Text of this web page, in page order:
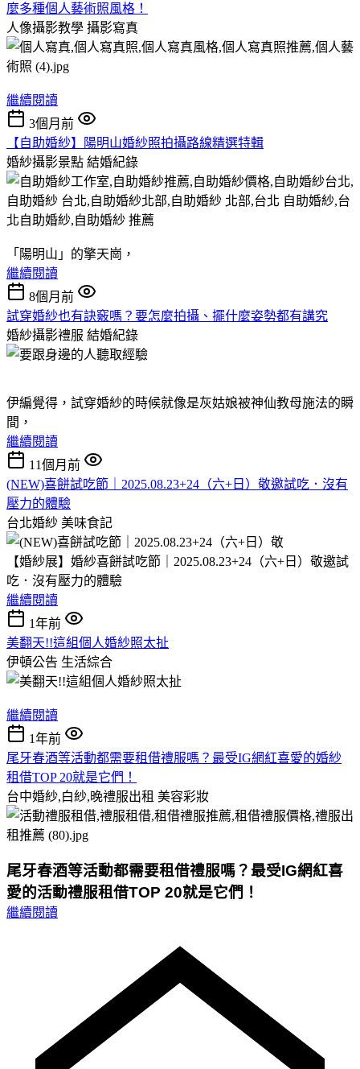
麼多種個人藝術照風格！
人像攝影教學 攝影寫真
繼續閱讀
3個月前
【自助婚紗】陽明山婚紗照拍攝路線精選特輯
婚紗攝影景點 結婚紀錄
「陽明山」的擎天崗，
繼續閱讀
8個月前
試穿婚紗也有訣竅嗎？要怎麼拍攝、擺什麼姿勢都有講究
婚紗攝影禮服 結婚紀錄
伊編覺得，試穿婚紗的時候就像是灰姑娘被神仙教母施法的瞬
間，
繼續閱讀
11個月前
(NEW)喜餅試吃節｜2025.08.23+24（六+日）敬邀試吃．沒有
壓力的體驗
台北婚紗 美味食記
【婚紗展】婚紗喜餅試吃節｜2025.08.23+24（六+日）敬邀試
吃．沒有壓力的體驗
繼續閱讀
1年前
美翻天!!這組個人婚紗照太扯
伊頓公告 生活綜合
繼續閱讀
1年前
尾牙春酒等活動都需要租借禮服嗎？最受IG網紅喜愛的婚紗
租借TOP 20就是它們！
台中婚紗,白紗,晚禮服出租 美容彩妝
尾牙春酒等活動都需要租借禮服嗎？最受IG網紅喜
愛的活動禮服租借TOP 20就是它們！
繼續閱讀